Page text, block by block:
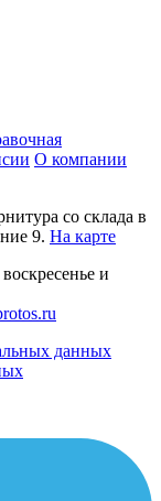
О компании
со склада в
9. На карте
и
данных